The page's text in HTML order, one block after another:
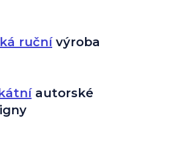
ručnívýroba
autorské